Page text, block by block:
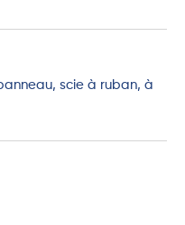
scie à ruban, à